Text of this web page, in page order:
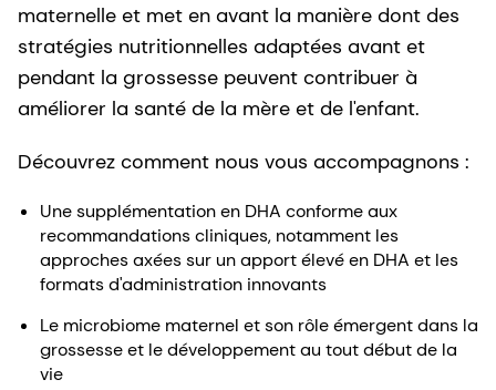
maternelle et met en avant la manière dont des
stratégies nutritionnelles adaptées avant et
pendant la grossesse peuvent contribuer à
améliorer la santé de la mère et de l'enfant.
Découvrez comment nous vous accompagnons :
Une supplémentation en DHA conforme aux
recommandations cliniques, notamment les
approches axées sur un apport élevé en DHA et les
formats d'administration innovants
Le microbiome maternel et son rôle émergent dans la
grossesse et le développement au tout début de la
vie